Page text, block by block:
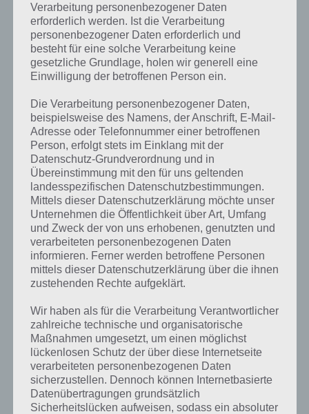
Kurze Begriffserklärung zur Lösung
Federn
Bilder 1 Wort, doch welche Bedeutung hat dieses eigentlich und was
gibt es dazu zu wissen? Passt das Wort auch zu Total im Trend? Zu
bestimmten Lösungen präsentieren wir daher auch immer eine
kurze Begriffserklärung!
Zu Federn haben wir zunächst keine weiteren Informationen parat!
Verarbeitung personenbezogener Daten
erforderlich werden. Ist die Verarbeitung
personenbezogener Daten erforderlich und
besteht für eine solche Verarbeitung keine
gesetzliche Grundlage, holen wir generell eine
Einwilligung der betroffenen Person ein.
Die Verarbeitung personenbezogener Daten,
beispielsweise des Namens, der Anschrift, E-Mail-
Adresse oder Telefonnummer einer betroffenen
Person, erfolgt stets im Einklang mit der
Datenschutz-Grundverordnung und in
Übereinstimmung mit den für uns geltenden
landesspezifischen Datenschutzbestimmungen.
Mittels dieser Datenschutzerklärung möchte unser
Unternehmen die Öffentlichkeit über Art, Umfang
und Zweck der von uns erhobenen, genutzten und
verarbeiteten personenbezogenen Daten
informieren. Ferner werden betroffene Personen
mittels dieser Datenschutzerklärung über die ihnen
zustehenden Rechte aufgeklärt.
Wir haben als für die Verarbeitung Verantwortlicher
zahlreiche technische und organisatorische
Maßnahmen umgesetzt, um einen möglichst
lückenlosen Schutz der über diese Internetseite
verarbeiteten personenbezogenen Daten
sicherzustellen. Dennoch können Internetbasierte
Datenübertragungen grundsätzlich
Sicherheitslücken aufweisen, sodass ein absoluter